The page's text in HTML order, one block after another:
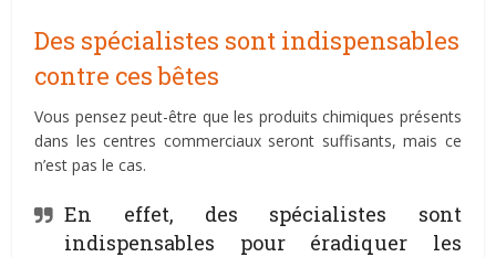
Des spécialistes sont indispensables
contre ces bêtes
Vous pensez peut-être que les produits chimiques présents
dans les centres commerciaux seront suffisants, mais ce
n’est pas le cas.
En effet, des spécialistes sont
indispensables pour éradiquer les